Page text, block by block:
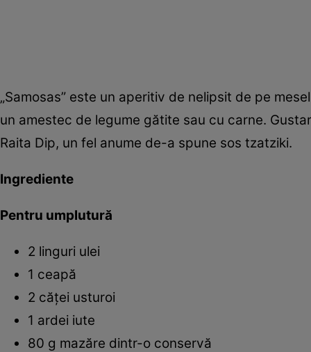
„Samosas” este un aperitiv de nelipsit de pe
un amestec de legume gătite sau cu carne.
Raita Dip, un fel anume de-a spune sos tzatziki.
Ingrediente
Pentru umplutură
2 linguri ulei
1 ceapă
2 căţei usturoi
1 ardei iute
80 g mazăre dintr-o conservă